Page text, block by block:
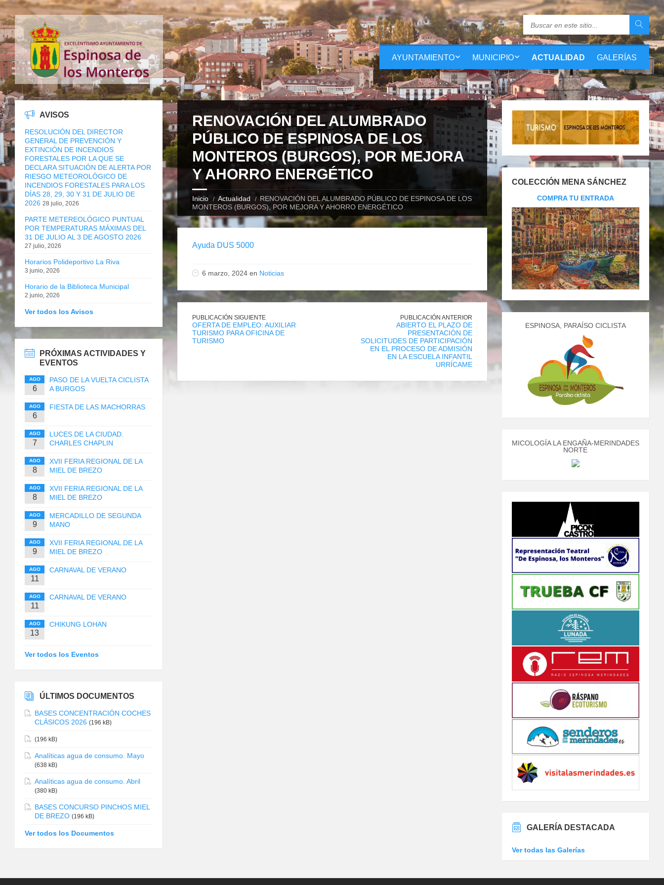
AYUNTAMIENTO MUNICIPIO ACTUALIDAD GALERÍAS
RENOVACIÓN DEL ALUMBRADO
PÚBLICO DE ESPINOSA DE LOS
MONTEROS (BURGOS), POR MEJORA
Y AHORRO ENERGÉTICO
Inicio Actualidad
RENOVACIÓN DEL ALUMBRADO PÚBLICO DE ESPINOSA DE LOS
MONTEROS (BURGOS), POR MEJORA Y AHORRO ENERGÉTICO
Ayuda DUS 5000
6 marzo, 2024 en Noticias
PUBLICACIÓN SIGUIENTE
OFERTA DE EMPLEO: AUXILIAR
TURISMO PARA OFICINA DE
TURISMO
PUBLICACIÓN ANTERIOR
ABIERTO EL PLAZO DE
PRESENTACIÓN DE
SOLICITUDES DE PARTICIPACIÓN
EN EL PROCESO DE ADMISIÓN
EN LA ESCUELA INFANTIL
URRÍCAME
AVISOS
RESOLUCIÓN DEL DIRECTOR
GENERAL DE PREVENCIÓN Y
EXTINCIÓN DE INCENDIOS
FORESTALES POR LA QUE SE
DECLARA SITUACIÓN DE ALERTA POR
RIESGO METEOROLÓGICO DE
INCENDIOS FORESTALES PARA LOS
DÍAS 28, 29, 30 Y 31 DE JULIO DE
2026 28 julio, 2026
PARTE METEREOLÓGICO PUNTUAL
POR TEMPERATURAS MÁXIMAS DEL
31 DE JULIO AL 3 DE AGOSTO 2026
27 julio, 2026
Horarios Polideportivo La Riva
3 junio, 2026
Horario de la Biblioteca Municipal
2 junio, 2026
Ver todos los Avisos
PRÓXIMAS ACTIVIDADES Y
EVENTOS
AGO
6
PASO DE LA VUELTA CICLISTA
A BURGOS
AGO
6
FIESTA DE LAS MACHORRAS
AGO
7
LUCES DE LA CIUDAD.
CHARLES CHAPLIN
AGO
8
XVII FERIA REGIONAL DE LA
MIEL DE BREZO
AGO
8
XVII FERIA REGIONAL DE LA
MIEL DE BREZO
AGO
9
MERCADILLO DE SEGUNDA
MANO
AGO
9
XVII FERIA REGIONAL DE LA
MIEL DE BREZO
AGO
11
CARNAVAL DE VERANO
AGO
11
CARNAVAL DE VERANO
AGO
13
CHIKUNG LOHAN
Ver todos los Eventos
ÚLTIMOS DOCUMENTOS
BASES CONCENTRACIÓN COCHES
CLÁSICOS 2026 (196 kB)
(196 kB)
Analíticas agua de consumo. Mayo
(638 kB)
Analíticas agua de consumo. Abril
(380 kB)
BASES CONCURSO PINCHOS MIEL
DE BREZO (196 kB)
Ver todos los Documentos
COLECCIÓN MENA SÁNCHEZ
COMPRA TU ENTRADA
ESPINOSA, PARAÍSO CICLISTA
MICOLOGÍA LA ENGAÑA-MERINDADES
NORTE
GALERÍA DESTACADA
Ver todas las Galerías